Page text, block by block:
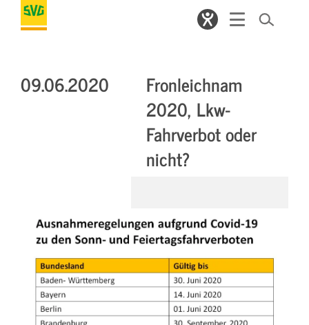
09.06.2020
Fronleichnam
2020, Lkw-
Fahrverbot oder
nicht?